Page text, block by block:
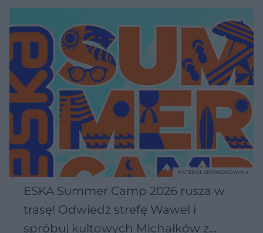
ESKA Summer Camp 2026 rusza w
trasę! Odwiedź strefę Wawel i
spróbuj kultowych Michałków z
MATERIAŁ SPONSOROWANY